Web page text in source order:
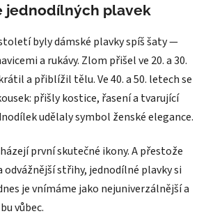
jednodílných plavek
byly dámské plavky spíš šaty —
a rukávy. Zlom přišel ve 20. a 30.
a přiblížil tělu. Ve 40. a 50. letech se
přišly kostice, řasení a tvarující
udělaly symbol ženské elegance.
první skutečné ikony. A přestože
střihy, jednodílné plavky si
je vnímáme jako nejuniverzálnější a
vůbec.